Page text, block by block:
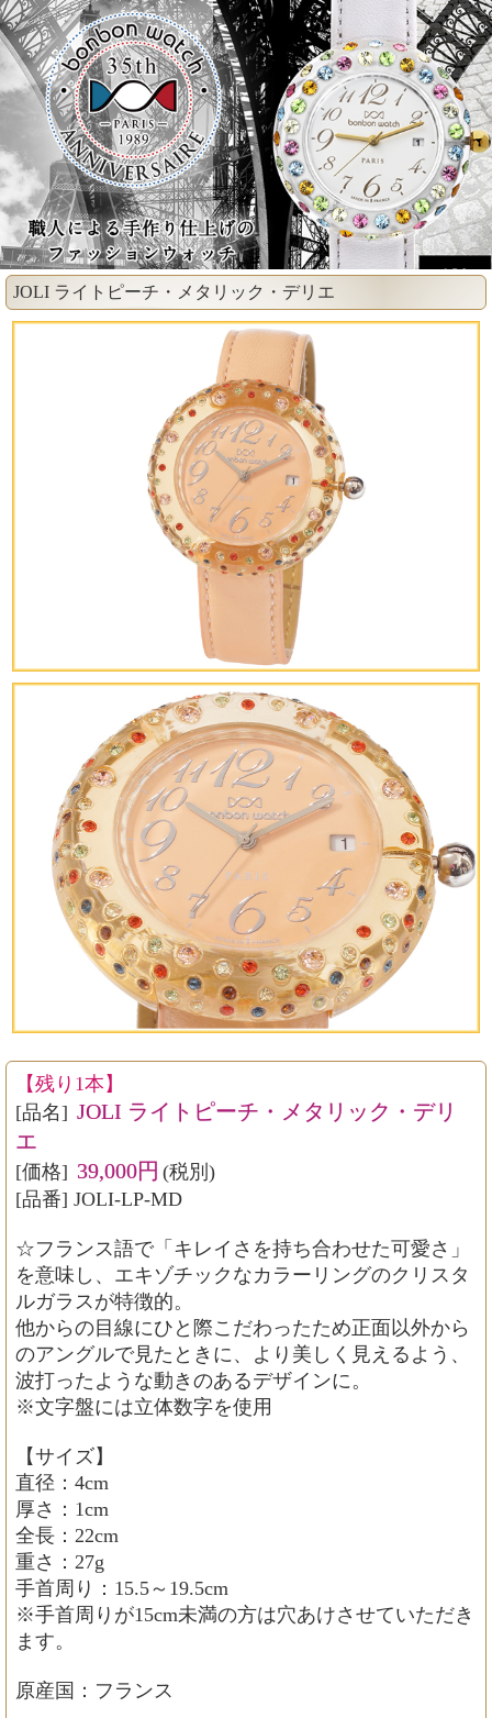
JOLI ライトピーチ・メタリック・デリエ
【残り1本】
[品名] JOLI ライトピーチ・メタリック・デリ
エ
[価格] 39,000円 (税別)
[品番] JOLI-LP-MD
☆フランス語で「キレイさを持ち合わせた可愛さ」
を意味し、エキゾチックなカラーリングのクリスタ
ルガラスが特徴的。
他からの目線にひと際こだわったため正面以外から
のアングルで見たときに、より美しく見えるよう、
波打ったような動きのあるデザインに。
※文字盤には立体数字を使用
【サイズ】
直径：4cm
厚さ：1cm
全長：22cm
重さ：27g
手首周り：15.5～19.5cm
※手首周りが15cm未満の方は穴あけさせていただき
ます。
原産国：フランス